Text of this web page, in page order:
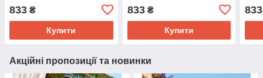
833 ₴
Купити
833₴
Купити
833
Акційні пропозиції та новинки